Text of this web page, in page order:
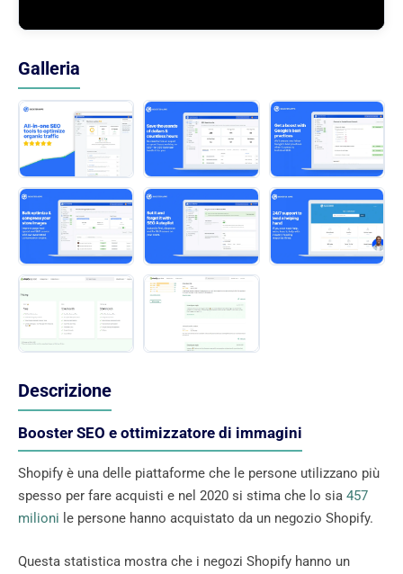
Galleria
Descrizione
Booster SEO e ottimizzatore di immagini
Shopify è una delle piattaforme che le persone utilizzano più
spesso per fare acquisti e nel 2020 si stima che lo sia 457
milioni le persone hanno acquistato da un negozio Shopify.
Questa statistica mostra che i negozi Shopify hanno un